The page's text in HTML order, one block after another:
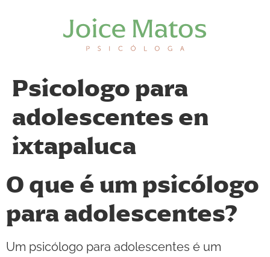
Psicologo para
adolescentes en
ixtapaluca
O que é um psicólogo
para adolescentes?
Um psicólogo para adolescentes é um